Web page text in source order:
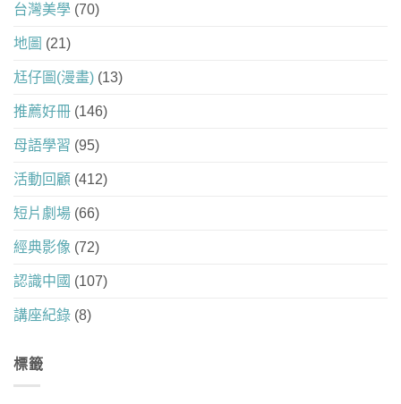
台灣美學 (70)
地圖 (21)
尪仔圖(漫畫) (13)
推薦好冊 (146)
母語學習 (95)
活動回顧 (412)
短片劇場 (66)
經典影像 (72)
認識中國 (107)
講座紀錄 (8)
標籤